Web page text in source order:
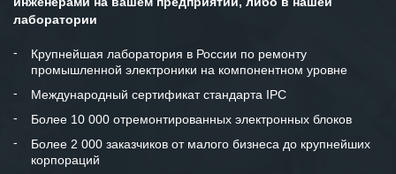
Мы высоко ценим сложившиеся
и доверительные партнерские
отношения и искренне желаем
«Инженерной компании «555» долгих
лет успеха и процветания.
лаборатории
Крупнейшая лаборатория в России по ремонту
промышленной электроники на компонентном уровне
Международный сертификат стандарта IPC
Более 10 000 отремонтированных электронных блоков
Более 2 000 заказчиков от малого бизнеса до крупнейших
корпораций